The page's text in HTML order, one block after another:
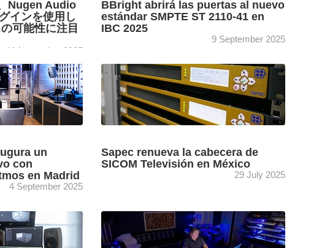
Nugen Audio
インを使用し
可能性に注目
11 November 2025
y
Aneek
sus
Upmix de ...
BBright abrirá las puertas al nuevo
estándar SMPTE ST 2110-41 en
IBC 2025
9 September 2025
Dolby, Canal+, Ateme y Jünger Audio se unen
a BBright en IBC 2025 (12 – 15 de
septiembre, Ámsterdam) para compartir
todos los detalles ...
un
con
en Madrid
4 September 2025
Showroom
inmersivo pionero
Dolby Atmos
demostrará el
Sapec renueva la cabecera de
SICOM Televisión en México
29 July 2025
SICOM Televisión, la televisión pública del
Estado mexicano de Puebla, acomete un
ambicioso proyecto de renovación de su
cabecera de emisión confiando en la ...